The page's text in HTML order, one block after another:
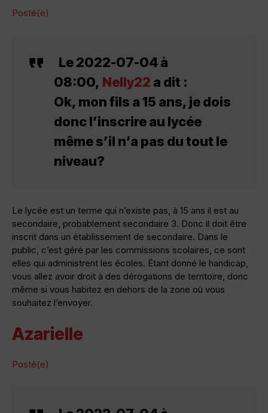
Posté(e)
Le 2022-07-04 à
08:00, Nelly22 a dit :
Ok, mon fils a 15 ans, je dois
donc l’inscrire au lycée
même s’il n’a pas du tout le
niveau?
Le lycée est un terme qui n’existe pas, à 15 ans il est au
secondaire, probablement secondaire 3. Donc il doit être
inscrit dans un établissement de secondaire. Dans le
public, c’est géré par les commissions scolaires, ce sont
elles qui administrent les écoles. Étant donné le handicap,
vous allez avoir droit à des dérogations de territoire, donc
même si vous habitez en dehors de la zone où vous
souhaitez l’envoyer.
Azarielle
Posté(e)